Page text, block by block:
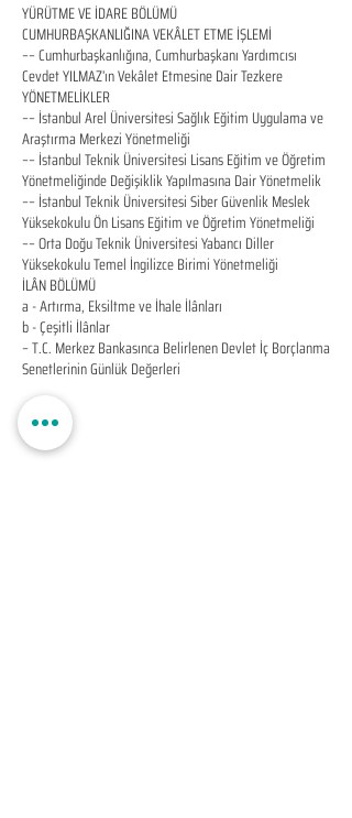
YÜRÜTME VE İDARE BÖLÜMÜ
CUMHURBAŞKANLIĞINA VEKÂLET ETME İŞLEMİ
–– Cumhurbaşkanlığına, Cumhurbaşkanı Yardımcısı
Cevdet YILMAZ’ın Vekâlet Etmesine Dair Tezkere
YÖNETMELİKLER
–– İstanbul Arel Üniversitesi Sağlık Eğitim Uygulama ve
Araştırma Merkezi Yönetmeliği
–– İstanbul Teknik Üniversitesi Lisans Eğitim ve Öğretim
Yönetmeliğinde Değişiklik Yapılmasına Dair Yönetmelik
–– İstanbul Teknik Üniversitesi Siber Güvenlik Meslek
Yüksekokulu Ön Lisans Eğitim ve Öğretim Yönetmeliği
–– Orta Doğu Teknik Üniversitesi Yabancı Diller
Yüksekokulu Temel İngilizce Birimi Yönetmeliği
İLÂN BÖLÜMÜ
a - Artırma, Eksiltme ve İhale İlânları
b - Çeşitli İlânlar
– T.C. Merkez Bankasınca Belirlenen Devlet İç Borçlanma
Senetlerinin Günlük Değerleri